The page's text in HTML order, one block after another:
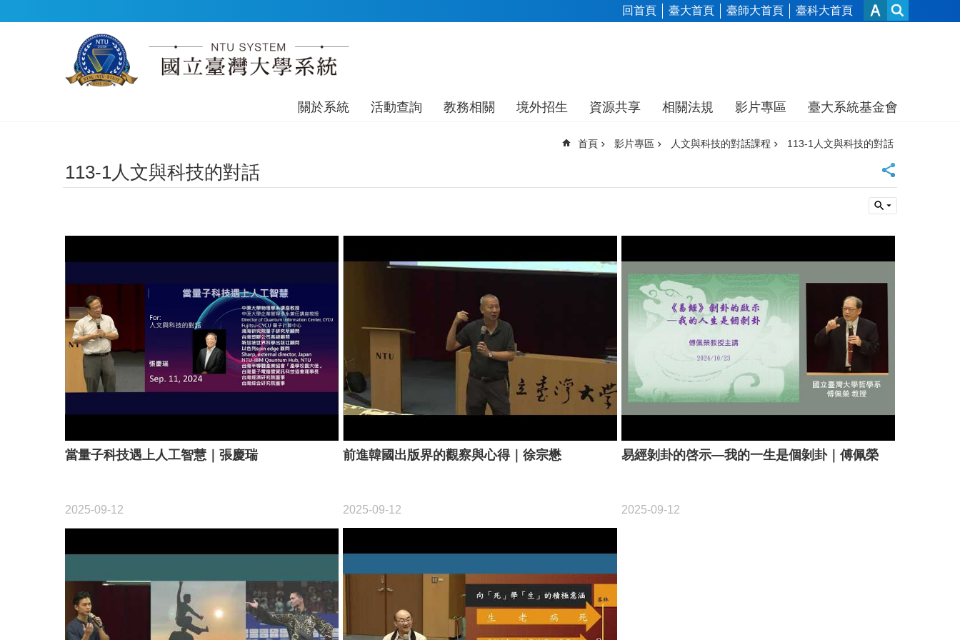
回首頁 臺大首頁 臺師大首頁 臺科大首頁
關於系統 活動查詢 教務相關 境外招生 資源共享 相關法規 影片專區 臺大系統基金會
首頁 影片專區 人文與科技的對話課程 113-1人文與科技的對話
113-1人文與科技的對話
當量子科技遇上人工智慧｜張慶瑞
2025-09-12
前進韓國出版界的觀察與心得｜徐宗懋
2025-09-12
易經剝卦的啓示—我的一生是個剝卦｜傅佩榮
2025-09-12